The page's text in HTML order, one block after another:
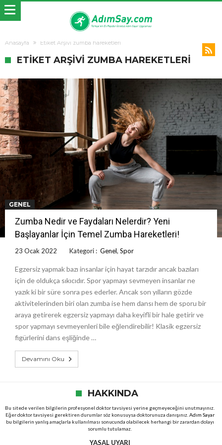
Anasayfa Etiket Arşivi zumba hareketleri
ETIKET ARŞIVI ZUMBA HAREKETLERI
GENEL
Zumba Nedir ve Faydaları Nelerdir? Yeni
Başlayanlar İçin Temel Zumba Hareketleri!
23 Ocak 2022 Kategori : Genel, Spor
Egzersiz yapmak bazı insanlar için hayat tarzıdır ancak bazıları
için de oldukça sıkıcıdır. Spor yapmayı sevmeyen insanlar ne
yazık ki bir süre sonra pes ederler. Ancak son yılların gözde
aktivitelerinden biri olan zumba ise hem dansı hem de sporu bir
araya getirerek egzersiz yapmayı daha keyifli bir hale getirir ve
spor yapmayı sevmeyenleri bile eğlendirebilir! Klasik egzersiz
figürlerini dans eşliğinde …
Devamını Oku
HAKKINDA
Bu sitede verilen bilgilerin profesyonel doktor tavsiyesi yerine geçmeyeceğini unutmayınız.
Eğer doktor tavsiyesi gerektiren durumlar söz konusuysa doktorunuza danışınız. Adım Sayar
bu bilgilerin yanlış amaçlarla kullanılması sonucunda olabilecek herhangi bir zarardan dolayı
sorumlu tutulamaz.
YASAL UYARI